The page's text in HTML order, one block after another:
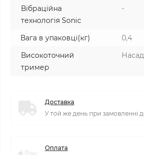
Вібраційна
технологія Sonic
-
Вага в упаковці(кг)
0,4
Високоточний
тример
Доставка
У той же день при замовленні
Оплата